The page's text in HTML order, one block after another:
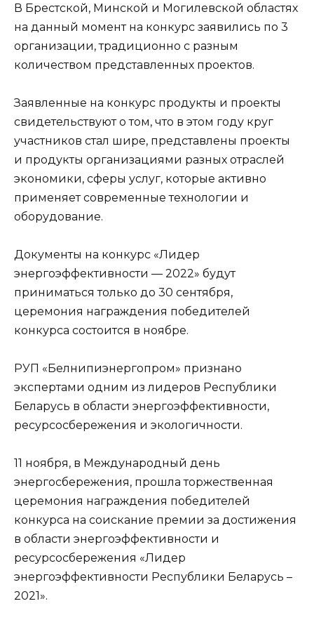
В Брестской, Минской и Могилевской областях
на данный момент на конкурс заявились по 3
организации, традиционно с разным
количеством представленных проектов.
Заявленные на конкурс продукты и проекты
свидетельствуют о том, что в этом году круг
участников стал шире, представлены проекты
и продукты организациями разных отраслей
экономики, сферы услуг, которые активно
применяет современные технологии и
оборудование.
Документы на конкурс «Лидер
энергоэффективности — 2022» будут
приниматься только до 30 сентября,
церемония награждения победителей
конкурса состоится в ноябре.
РУП «Белнипиэнергопром» признано
экспертами одним из лидеров Республики
Беларусь в области энергоэффективности,
ресурсосбережения и экологичности.
11 ноября, в Международный день
энергосбережения, прошла торжественная
церемония награждения победителей
конкурса на соискание премии за достижения
в области энергоэффективности и
ресурсосбережения «Лидер
энергоэффективности Республики Беларусь –
2021».